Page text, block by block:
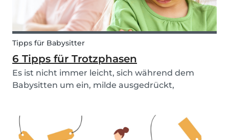
Tipps für Babysitter
6 Tipps für Trotzphasen
Es ist nicht immer leicht, sich während dem
Babysitten um ein, milde ausgedrückt,
Abwesenheit seiner oder ihrer Eltern nutzt, um
die Geduld des Babysitters und s...